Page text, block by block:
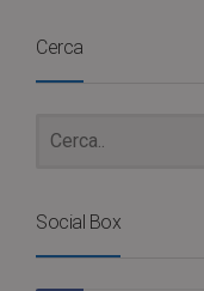
Cerca
Social Box